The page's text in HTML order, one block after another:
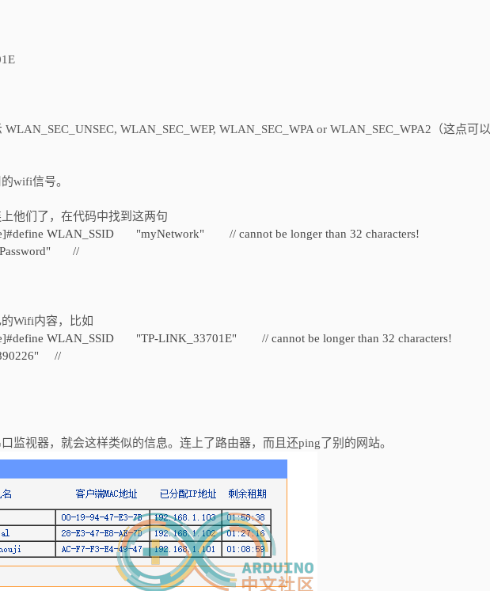
WLAN_SEC_WEP, WLAN_SEC_WPA or WLAN_SEC_WPA2（这点可以
wifi信号。
他们了，在代码中找到这两句
WLAN_SSID "myNetwork" // cannot be longer than 32 characters!
//
Wifi内容，比如
WLAN_SSID "TP-LINK_33701E" // cannot be longer than 32 characters!
//
监视器，就会这样类似的信息。连上了路由器，而且还ping了别的网站。